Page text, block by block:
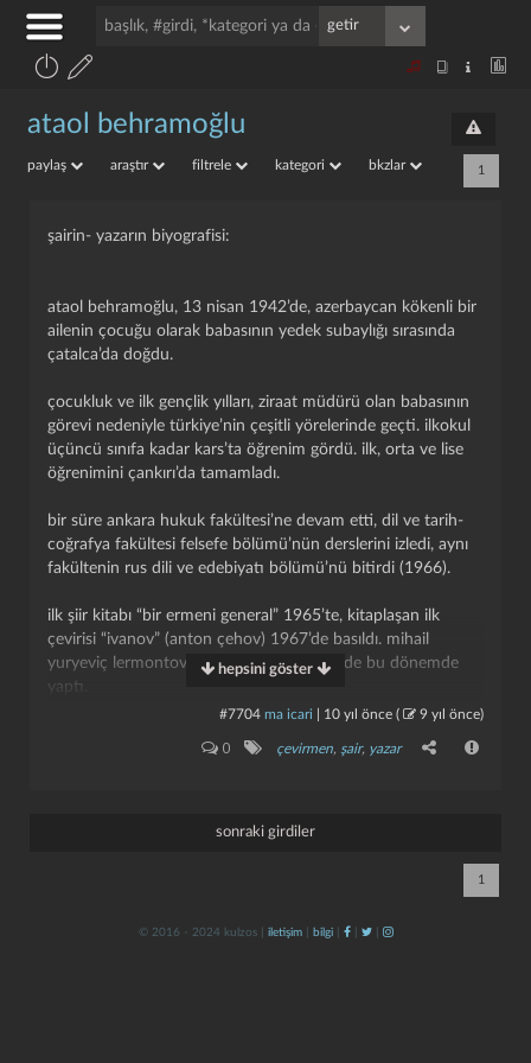
ataol behramoğlu
paylaş araştır filtrele kategori bkzlar 1
şairin- yazarın biyografisi:
ataol behramoğlu, 13 nisan 1942’de, azerbaycan kökenli bir
ailenin çocuğu olarak babasının yedek subaylığı sırasında
çatalca’da doğdu.
çocukluk ve ilk gençlik yılları, ziraat müdürü olan babasının
görevi nedeniyle türkiye’nin çeşitli yörelerinde geçti. i̇lkokul
üçüncü sınıfa kadar kars’ta öğrenim gördü. i̇lk, orta ve lise
öğrenimini çankırı’da tamamladı.
bir süre ankara hukuk fakültesi’ne devam etti, dil ve tarih-
coğrafya fakültesi felsefe bölümü’nün derslerini izledi, aynı
fakültenin rus dili ve edebiyatı bölümü’nü bitirdi (1966).
i̇lk şiir kitabı “bir ermeni general” 1965’te, kitaplaşan ilk
çevirisi “i̇vanov” (anton çehov) 1967’de basıldı. mihail
yuryeviç lermontov’dan ilk şiir çevirilerini de bu dönemde
yaptı.
şiirlerden “bir gün mutlaka”yı 1965’te yayımladı. 1969’da
üstüne görüşlerini açıkladı. 1970’de yayımlanan ikinci şiir
aynı yıl, maksim gorki’den çevirdiği “yaşanmış hikâyeler”
hepsini göster
#7704 ma icari 10 yıl önce ( 9 yıl önce)
0 çevirmen, şair, yazar
sonraki girdiler
1
kapat kaydet
© 2016 - 2024 kulzos | iletişim| bilgi| | |